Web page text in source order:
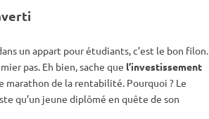
un appart pour étudiants, c’est le bon filon.
pas. Eh bien, sache que l’investissement
marathon de la rentabilité. Pourquoi ? Le
qu’un jeune diplômé en quête de son